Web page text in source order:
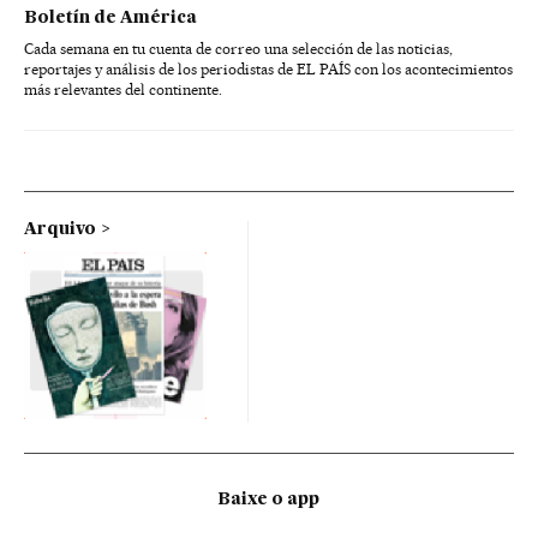
Boletín de América
Cada semana en tu cuenta de correo una selección de las noticias,
reportajes y análisis de los periodistas de EL PAÍS con los acontecimientos
más relevantes del continente.
Arquivo
Baixe o app